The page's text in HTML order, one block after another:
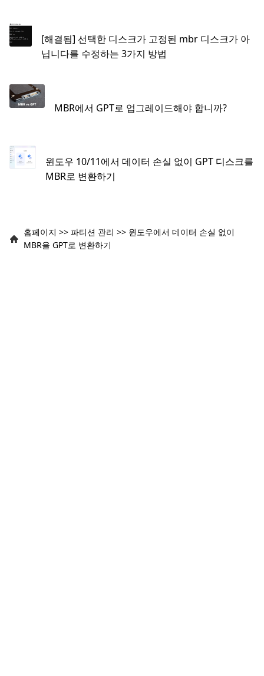
[해결됨] 선택한 디스크가 고정된 mbr 디스크가 아
닙니다를 수정하는 3가지 방법
MBR에서 GPT로 업그레이드해야 합니까?
윈도우 10/11에서 데이터 손실 없이 GPT 디스크를
MBR로 변환하기
홈페이지 >> 파티션 관리 >> 윈도우에서 데이터 손실 없이
MBR을 GPT로 변환하기